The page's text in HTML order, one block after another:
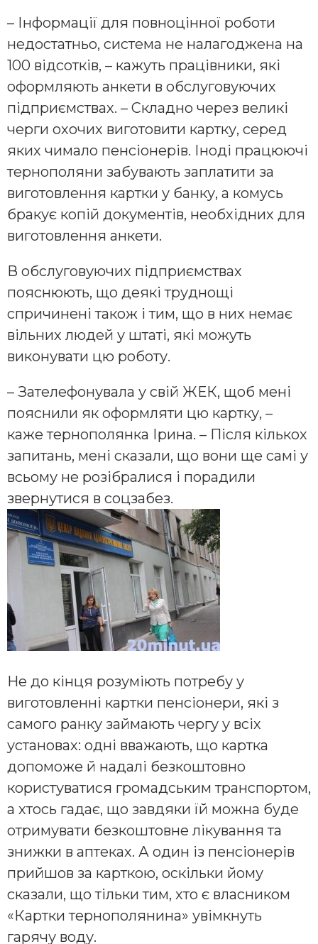
– Інформації для повноцінної роботи
недостатньо, система не налагоджена на
100 відсотків, – кажуть працівники, які
оформляють анкети в обслуговуючих
підприємствах. – Складно через великі
черги охочих виготовити картку, серед
яких чимало пенсіонерів. Іноді працюючі
тернополяни забувають заплатити за
виготовлення картки у банку, а комусь
бракує копій документів, необхідних для
виготовлення анкети.
В обслуговуючих підприємствах
пояснюють, що деякі труднощі
спричинені також і тим, що в них немає
вільних людей у штаті, які можуть
виконувати цю роботу.
– Зателефонувала у свій ЖЕК, щоб мені
пояснили як оформляти цю картку, –
каже тернополянка Ірина. – Після кількох
запитань, мені сказали, що вони ще самі у
всьому не розібралися і порадили
звернутися в соцзабез.
Не до кінця розуміють потребу у
виготовленні картки пенсіонери, які з
самого ранку займають чергу у всіх
установах: одні вважають, що картка
допоможе й надалі безкоштовно
користуватися громадським транспортом,
а хтось гадає, що завдяки їй можна буде
отримувати безкоштовне лікування та
знижки в аптеках. А один із пенсіонерів
прийшов за карткою, оскільки йому
сказали, що тільки тим, хто є власником
«Картки тернополянина» увімкнуть
гарячу воду.